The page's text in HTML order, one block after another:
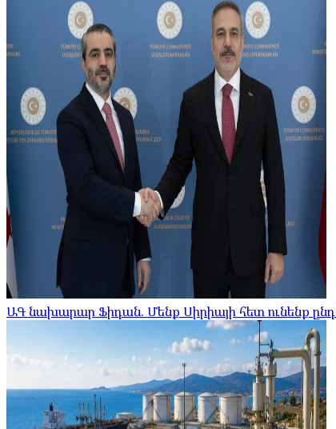
ԱԳ նախարար Ֆիդան. Մենք Սիրիայի հետ ունենք